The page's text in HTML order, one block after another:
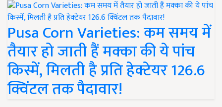
Pusa Corn Varieties: कम समय में
तैयार हो जाती हैं मक्का की ये पांच
किस्में, मिलती है प्रति हेक्टेयर 126.6
क्विंटल तक पैदावार!